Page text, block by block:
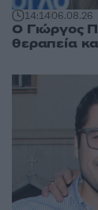
14:1406.08.26
O Γιώργος
θεραπεία